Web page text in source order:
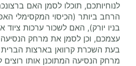
לנוחיותכם, תוכלו לסמן האם
הרחב ביותר (הכיסוי המקסימלי
בניו יורק), האם לשכור ערכות ציוד
עצמכם, וכן לסמן את מרחק הנסיעה
בעת השכרת קרוואן בארצות
מרחק הנסיעה המתוכנן אותו